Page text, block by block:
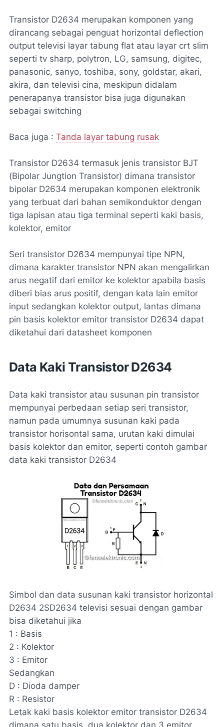
Transistor D2634 merupakan komponen yang
dirancang sebagai penguat horizontal deflection
output televisi layar tabung flat atau layar crt slim
seperti tv sharp, polytron, LG, samsung, digitec,
panasonic, sanyo, toshiba, sony, goldstar, akari,
akira, dan televisi cina, meskipun didalam
penerapanya transistor bisa juga digunakan
sebagai switching
Baca juga : Tanda layar tabung rusak
Transistor D2634 termasuk jenis transistor BJT
(Bipolar Jungtion Transistor) dimana transistor
bipolar D2634 merupakan komponen elektronik
yang terbuat dari bahan semikonduktor dengan
tiga lapisan atau tiga terminal seperti kaki basis,
kolektor, emitor
Seri transistor D2634 mempunyai tipe NPN,
dimana karakter transistor NPN akan mengalirkan
arus negatif dari emitor ke kolektor apabila basis
diberi bias arus positif, dengan kata lain emitor
input sedangkan kolektor output, lantas dimana
pin basis kolektor emitor transistor D2634 dapat
diketahui dari datasheet komponen
Data Kaki Transistor D2634
Data kaki transistor atau susunan pin transistor
mempunyai perbedaan setiap seri transistor,
namun pada umumnya susunan kaki pada
transistor horisontal sama, urutan kaki dimulai
basis kolektor dan emitor, seperti contoh gambar
data kaki transistor D2634
Simbol dan data susunan kaki transistor horizontal
D2634 2SD2634 televisi sesuai dengan gambar
bisa diketahui jika
1 : Basis
2 : Kolektor
3 : Emitor
Sedangkan
D : Dioda damper
R : Resistor
Letak kaki basis kolektor emitor transistor D2634
dimana satu basis, dua kolektor dan 3 emitor,